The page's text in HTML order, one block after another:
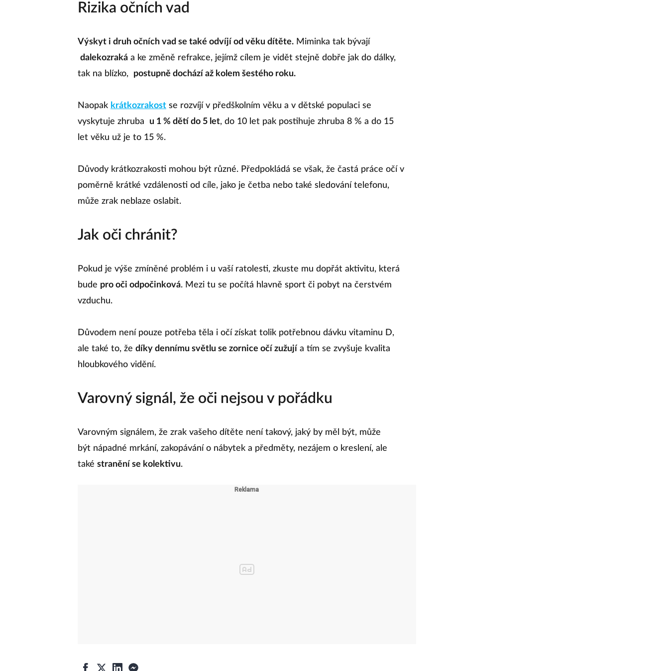
Rizika očních vad
Výskyt i druh očních vad se také odvíjí od věku dítěte. Miminka tak bývají
dalekozrakáa ke změně refrakce, jejímž cílem je vidět stejně dobře jak do dálky,
tak na blízko,
postupně dochází až kolem šestého roku.
Naopak krátkozrakost se rozvíjí v předškolním věku a v dětské populaci se
vyskytuje zhruba
u 1 % dětí do 5 let, do 10 let pak postihuje zhruba 8 % a do 15
let věku už je to 15 %.
Důvody krátkozrakosti mohou být různé. Předpokládá se však, že častá práce očí v
poměrně krátké vzdálenosti od cíle, jako je četba nebo také sledování telefonu,
může zrak neblaze oslabit.
Jak oči chránit?
Pokud je výše zmíněné problém i u vaší ratolesti, zkuste mu dopřát aktivitu, která
bude pro oči odpočinková. Mezi tu se počítá hlavně sport či pobyt na čerstvém
vzduchu.
Důvodem není pouze potřeba těla i očí získat tolik potřebnou dávku vitaminu D,
ale také to, že díky dennímu světlu se zornice očí zužují a tím se zvyšuje kvalita
hloubkového vidění.
Varovný signál, že oči nejsou v pořádku
Varovným signálem, že zrak vašeho dítěte není takový, jaký by měl být, může
být nápadné mrkání, zakopávání o nábytek a předměty, nezájem o kreslení, ale
také stranění se kolektivu.